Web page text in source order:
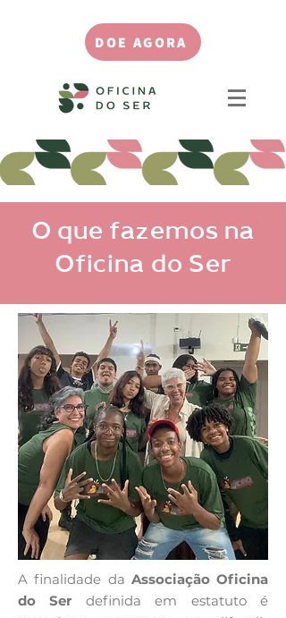
DOE AGORA
O que fazemos na
Oficina do Ser
A finalidade da Associação Oficina
do Ser definida em estatuto é